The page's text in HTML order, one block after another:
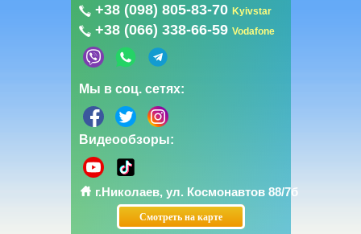
+38 (098) 805-83-70 Kyivstar
+38 (066) 338-66-59 Vodafone
Мы в соц. сетях:
Видеообзоры:
г.Николаев, ул. Космонавтов 88/7б
Смотреть на карте